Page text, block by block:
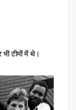
टीमों में थे।